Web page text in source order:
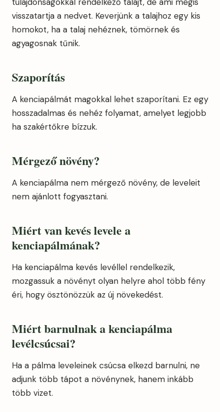
visszatartja a nedvet. Keverjünk a talajhoz egy kis
homokot, ha a talaj nehéznek, tömörnek és
agyagosnak tűnik.
Szaporítás
A kenciapálmát magokkal lehet szaporítani. Ez egy
hosszadalmas és nehéz folyamat, amelyet legjobb
ha szakértőkre bízzuk.
Mérgező növény?
A kenciapálma nem mérgező növény, de leveleit
nem ajánlott fogyasztani.
Miért van kevés levele a
kenciapálmának?
Ha kenciapálma kevés levéllel rendelkezik,
mozgassuk a növényt olyan helyre ahol több fény
éri, hogy ösztönözzük az új növekedést.
Miért barnulnak a kenciapálma
levélcsúcsai?
Ha a pálma leveleinek csúcsa elkezd barnulni, ne
adjunk több tápot a növénynek, hanem inkább
több vizet.